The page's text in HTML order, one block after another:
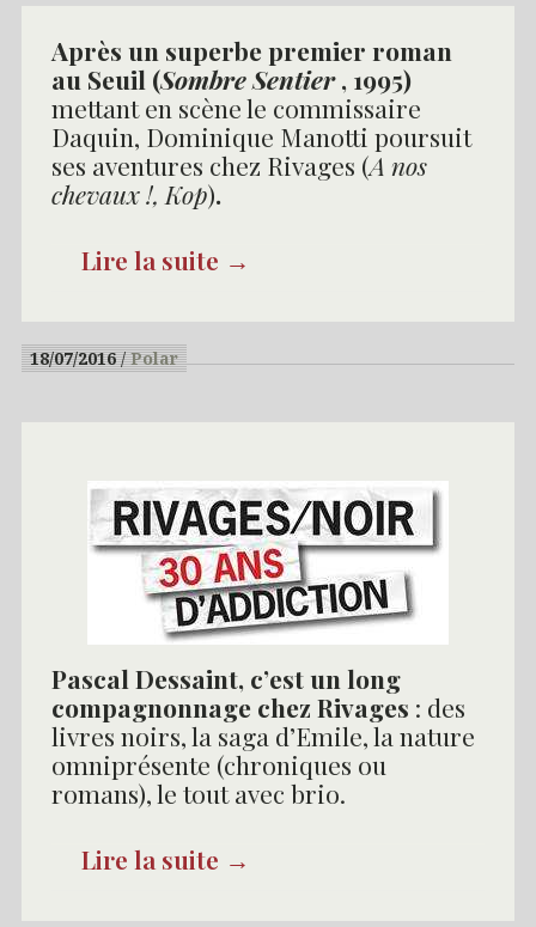
Après un superbe premier roman
au Seuil (Sombre Sentier, 1995)
mettant en scène le commissaire
Daquin, Dominique Manotti poursuit
ses aventures chez Rivages (A nos
chevaux !, Kop).
Lire la suite →
18/07/2016 Polar
Pascal Dessaint, c’est un long
compagnonnage chez Rivages : des
livres noirs, la saga d’Emile, la nature
omniprésente (chroniques ou
romans), le tout avec brio.
Lire la suite →